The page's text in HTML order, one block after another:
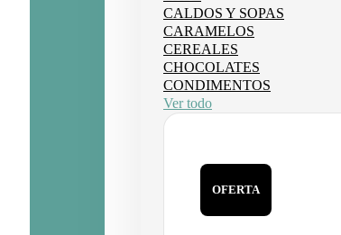
CALDOS Y SOPAS
CARAMELOS
CEREALES
CHOCOLATES
CONDIMENTOS
Ver todo
OFERTA